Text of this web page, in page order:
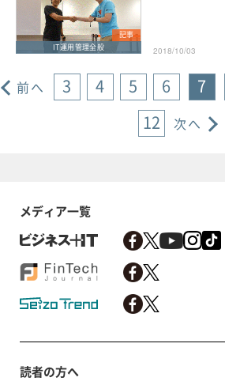
記事
IT運用管理全般
2018/10/03
前へ 3 4 5 6 7
12
次へ
メディア一覧
読者の方へ